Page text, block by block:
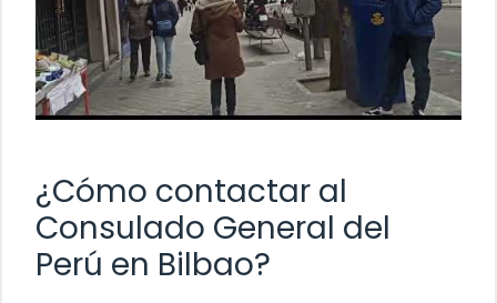
¿Cómo contactar al
Consulado General del
Perú en Bilbao?